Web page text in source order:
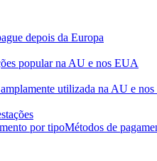
depois da Europa
popular na AU e nos EUA
utilizada na AU e
por tipoMétodos de